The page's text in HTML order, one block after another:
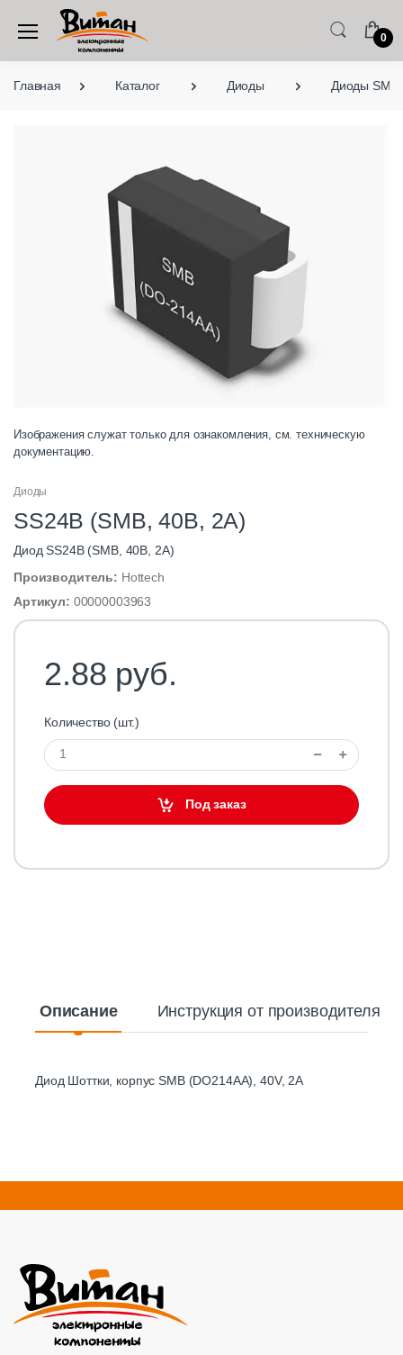
0
Главная Каталог Диоды Диоды SMD
Изображения служат только для ознакомления, см. техническую
документацию.
Диоды
SS24B (SMB, 40В, 2А)
Диод SS24B (SMB, 40В, 2А)
Производитель: Hottech
Артикул: 00000003963
2.88 руб.
Количество (шт.)
Под заказ
Описание Инструкция от производителя
Диод Шоттки, корпус SMB (DO214AA), 40V, 2A